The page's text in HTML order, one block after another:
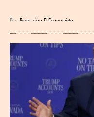
Por Redacción El Economista